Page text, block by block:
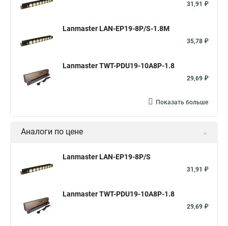
31,91 ₽
Lanmaster LAN-EP19-8P/S-1.8M
35,78 ₽
Lanmaster TWT-PDU19-10A8P-1.8
29,69 ₽
Показать больше
Аналоги по цене
Lanmaster LAN-EP19-8P/S
31,91 ₽
Lanmaster TWT-PDU19-10A8P-1.8
29,69 ₽